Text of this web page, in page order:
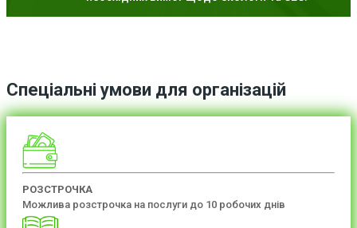
Спеціальні умови для організацій
РОЗСТРОЧКА
Можлива розстрочка на послуги до 10 робочих днів